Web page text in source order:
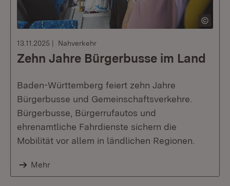
13.11.2025 Nahverkehr
Zehn Jahre Bürgerbusse im Land
Baden-Württemberg feiert zehn Jahre
Bürgerbusse und Gemeinschaftsverkehre.
Bürgerbusse, Bürgerrufautos und
ehrenamtliche Fahrdienste sichern die
Mobilität vor allem in ländlichen Regionen.
Mehr